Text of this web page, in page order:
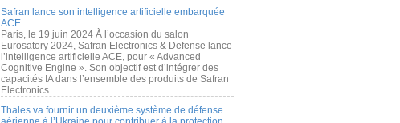
Safran lance son intelligence artificielle embarquée
ACE
Paris, le 19 juin 2024 À l’occasion du salon
Eurosatory 2024, Safran Electronics & Defense lance
l’intelligence artificielle ACE, pour « Advanced
Cognitive Engine ». Son objectif est d’intégrer des
capacités IA dans l’ensemble des produits de Safran
Electronics...
Thales va fournir un deuxième système de défense